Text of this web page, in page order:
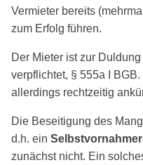
Vermieter bereits
zum Erfolg führen.
Der Mieter ist zur
verpflichtet, § 555a I
allerdings rechtzeitig
Die Beseitigung des
d.h. ein
zunächst nicht. Ein